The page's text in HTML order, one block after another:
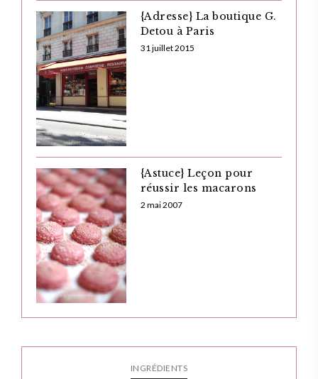
{Adresse} La boutique G.
Detou à Paris
31 juillet 2015
{Astuce} Leçon pour
réussir les macarons
2 mai 2007
INGRÉDIENTS